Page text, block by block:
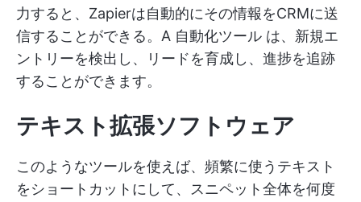
力すると、Zapierは自動的にその情報をCRMに送
信することができる。A 自動化ツール は、新規エ
ントリーを検出し、リードを育成し、進捗を追跡
することができます。
テキスト拡張ソフトウェア
このようなツールを使えば、頻繁に使うテキスト
をショートカットにして、スニペット全体を何度